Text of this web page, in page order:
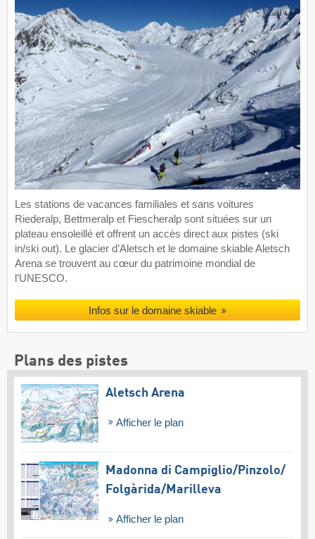
Les stations de vacances familiales et sans voitures
Riederalp, Bettmeralp et Fiescheralp sont situées sur un
plateau ensoleillé et offrent un accès direct aux pistes (ski
in/ski out). Le glacier d’Aletsch et le domaine skiable Aletsch
Arena se trouvent au cœur du patrimoine mondial de
l’UNESCO.
Infos sur le domaine skiable
Plans des pistes
Aletsch Arena
Afficher le plan
Madonna di Campiglio/​Pinzolo/​
Folgàrida/​Marilleva
Afficher le plan